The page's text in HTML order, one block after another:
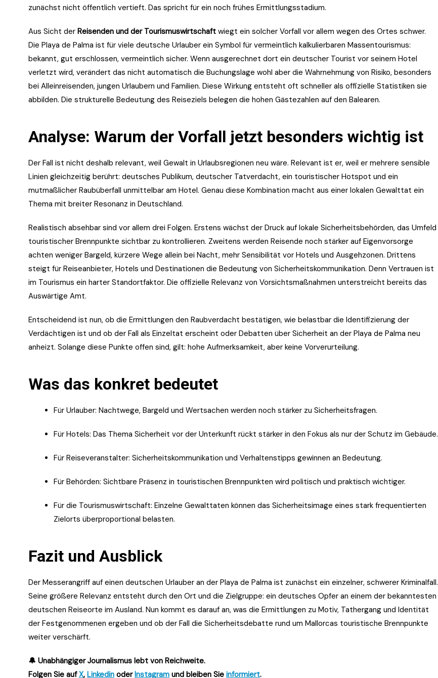
zunächst nicht öffentlich vertieft. Das spricht für ein noch frühes Ermittlungsstadium.
Aus Sicht der Reisenden und der Tourismuswirtschaft wiegt ein solcher Vorfall vor allem wegen des Ortes schwer.
Die Playa de Palma ist für viele deutsche Urlauber ein Symbol für vermeintlich kalkulierbaren Massentourismus:
bekannt, gut erschlossen, vermeintlich sicher. Wenn ausgerechnet dort ein deutscher Tourist vor seinem Hotel
verletzt wird, verändert das nicht automatisch die Buchungslage wohl aber die Wahrnehmung von Risiko, besonders
bei Alleinreisenden, jungen Urlaubern und Familien. Diese Wirkung entsteht oft schneller als offizielle Statistiken sie
abbilden. Die strukturelle Bedeutung des Reiseziels belegen die hohen Gästezahlen auf den Balearen.
Analyse: Warum der Vorfall jetzt besonders wichtig ist
Der Fall ist nicht deshalb relevant, weil Gewalt in Urlaubsregionen neu wäre. Relevant ist er, weil er mehrere sensible
Linien gleichzeitig berührt: deutsches Publikum, deutscher Tatverdacht, ein touristischer Hotspot und ein
mutmaßlicher Raubüberfall unmittelbar am Hotel. Genau diese Kombination macht aus einer lokalen Gewalttat ein
Thema mit breiter Resonanz in Deutschland.
Realistisch absehbar sind vor allem drei Folgen. Erstens wächst der Druck auf lokale Sicherheitsbehörden, das Umfeld
touristischer Brennpunkte sichtbar zu kontrollieren. Zweitens werden Reisende noch stärker auf Eigenvorsorge
achten weniger Bargeld, kürzere Wege allein bei Nacht, mehr Sensibilität vor Hotels und Ausgehzonen. Drittens
steigt für Reiseanbieter, Hotels und Destinationen die Bedeutung von Sicherheitskommunikation. Denn Vertrauen ist
im Tourismus ein harter Standortfaktor. Die offizielle Relevanz von Vorsichtsmaßnahmen unterstreicht bereits das
Auswärtige Amt.
Entscheidend ist nun, ob die Ermittlungen den Raubverdacht bestätigen, wie belastbar die Identifizierung der
Verdächtigen ist und ob der Fall als Einzeltat erscheint oder Debatten über Sicherheit an der Playa de Palma neu
anheizt. Solange diese Punkte offen sind, gilt: hohe Aufmerksamkeit, aber keine Vorverurteilung.
Was das konkret bedeutet
Für Urlauber: Nachtwege, Bargeld und Wertsachen werden noch stärker zu Sicherheitsfragen.
Für Hotels: Das Thema Sicherheit vor der Unterkunft rückt stärker in den Fokus als nur der Schutz im Gebäude.
Für Reiseveranstalter: Sicherheitskommunikation und Verhaltenstipps gewinnen an Bedeutung.
Für Behörden: Sichtbare Präsenz in touristischen Brennpunkten wird politisch und praktisch wichtiger.
Für die Tourismuswirtschaft: Einzelne Gewalttaten können das Sicherheitsimage eines stark frequentierten
Zielorts überproportional belasten.
Fazit und Ausblick
Der Messerangriff auf einen deutschen Urlauber an der Playa de Palma ist zunächst ein einzelner, schwerer Kriminalfall.
Seine größere Relevanz entsteht durch den Ort und die Zielgruppe: ein deutsches Opfer an einem der bekanntesten
deutschen Reiseorte im Ausland. Nun kommt es darauf an, was die Ermittlungen zu Motiv, Tathergang und Identität
der Festgenommenen ergeben und ob der Fall die Sicherheitsdebatte rund um Mallorcas touristische Brennpunkte
weiter verschärft.
🔔 Unabhängiger Journalismus lebt von Reichweite.
Folgen Sie aufX, Linkedin oderInstagram und bleiben Sie informiert.